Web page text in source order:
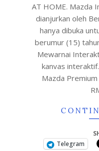
AT HOME. Mazda
dianjurkan oleh
hanya dibuka
berumur (15)
Mewarnai
kanvas
Mazda
Telegram